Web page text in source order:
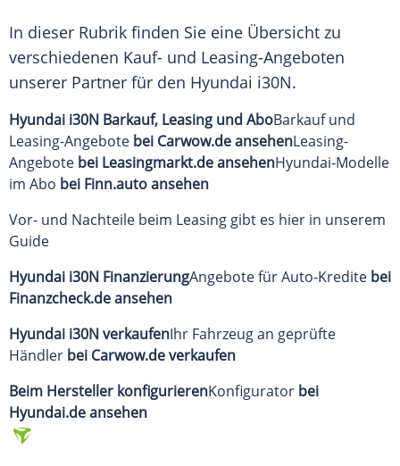
In dieser Rubrik finden Sie eine Übersicht zu
verschiedenen Kauf- und Leasing-Angeboten
unserer Partner für den Hyundai i30N.
Hyundai i30N Barkauf, Leasing und AboBarkauf und
Leasing-Angebote bei Carwow.de ansehenLeasing-
Angebote bei Leasingmarkt.de ansehenHyundai-Modelle
im Abo bei Finn.auto ansehen
Vor- und Nachteile beim Leasing gibt es hier in unserem
Guide
Hyundai i30N FinanzierungAngebote für Auto-Kredite bei
Finanzcheck.de ansehen
Hyundai i30NverkaufenIhr Fahrzeug an geprüfte
Händler bei Carwow.de verkaufen
Beim Hersteller konfigurierenKonfigurator bei
Hyundai.de ansehen